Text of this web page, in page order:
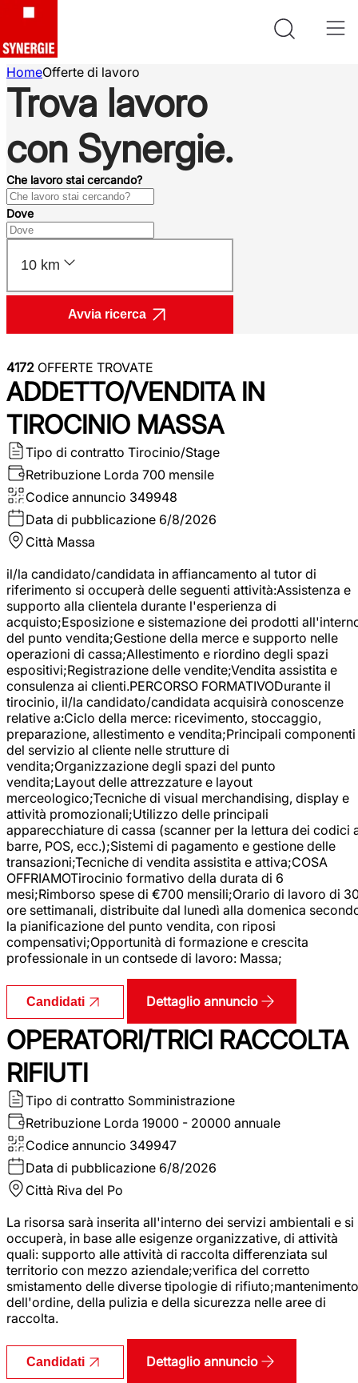
HomeOfferte di lavoro
Trova lavoro
con Synergie.
Che lavoro stai cercando?
Dove
10 km
Avvia ricerca
4172 OFFERTE TROVATE
ADDETTO/VENDITA IN
TIROCINIO MASSA
Tipo di contratto Tirocinio/Stage
Retribuzione Lorda 700 mensile
Codice annuncio 349948
Data di pubblicazione 6/8/2026
Città Massa
il/la candidato/candidata in affiancamento al tutor di
riferimento si occuperà delle seguenti attività:Assistenza e
supporto alla clientela durante l'esperienza di
acquisto;Esposizione e sistemazione dei prodotti
del punto vendita;Gestione della merce e supporto nelle
operazioni di cassa;Allestimento e riordino degli spazi
espositivi;Registrazione delle vendite;Vendita assistita e
consulenza ai clienti.PERCORSO FORMATIVODurante il
tirocinio, il/la candidato/candidata acquisirà conoscenze
relative a:Ciclo della merce: ricevimento, stoccaggio,
preparazione, allestimento e vendita;Principali componenti
del servizio al cliente nelle strutture di
vendita;Organizzazione degli spazi del punto
vendita;Layout delle attrezzature e layout
merceologico;Tecniche di visual merchandising, display e
attività promozionali;Utilizzo delle principali
apparecchiature di cassa (scanner per la lettura dei codici
barre, POS, ecc.);Sistemi di pagamento e gestione delle
transazioni;Tecniche di vendita assistita e attiva;COSA
OFFRIAMOTirocinio formativo della durata di 6
mesi;Rimborso spese di €700 mensili;Orario di lavoro di
ore settimanali, distribuite dal lunedì alla domenica
la pianificazione del punto vendita, con riposi
compensativi;Opportunità di formazione e crescita
professionale in un contsede di lavoro: Massa;
Candidati Dettaglio annuncio
OPERATORI/TRICI RACCOLTA
RIFIUTI
Tipo di contratto Somministrazione
Retribuzione Lorda 19000 - 20000 annuale
Codice annuncio 349947
Data di pubblicazione 6/8/2026
Città Riva del Po
La risorsa sarà inserita all'interno dei servizi ambientali e si
occuperà, in base alle esigenze organizzative, di attività
quali: supporto alle attività di raccolta differenziata sul
territorio con mezzo aziendale;verifica del corretto
smistamento delle diverse tipologie di rifiuto;mantenimento
dell'ordine, della pulizia e della sicurezza nelle aree di
raccolta.
Candidati Dettaglio annuncio